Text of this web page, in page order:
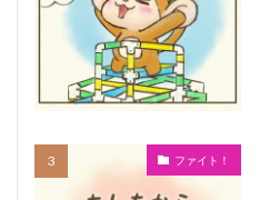
ファイト！